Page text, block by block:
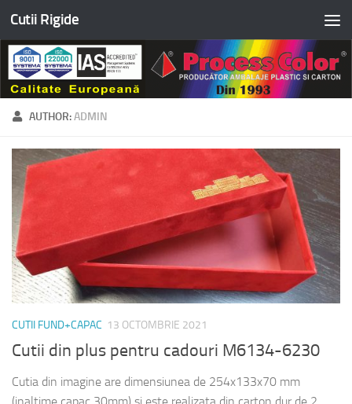
Skip to content
Cutii Rigide
AUTHOR:ADMIN
CUTII FUND+CAPAC 13 OCTOMBRIE 2021
Cutii din plus pentru cadouri M6134-6230
Cutia din imagine are dimensiunea de 254x133x70 mm